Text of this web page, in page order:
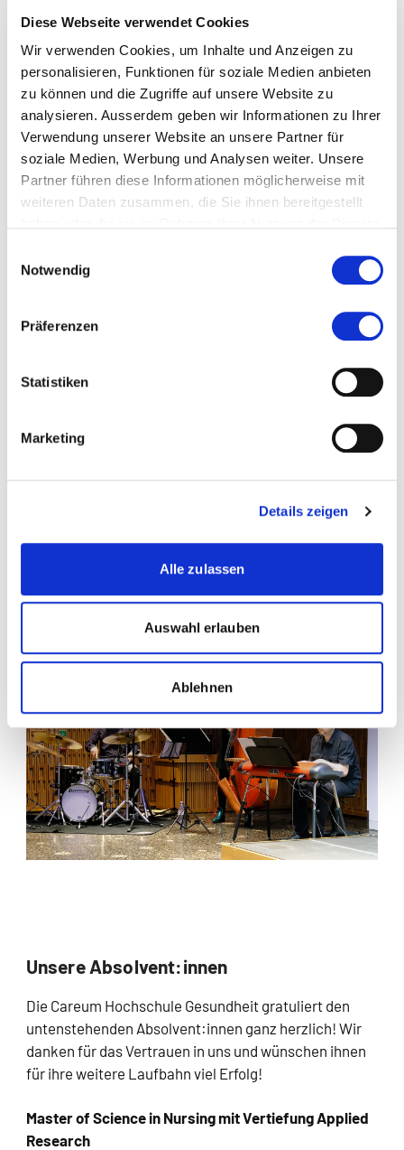
Diese Webseite verwendet Cookies
Wir verwenden Cookies, um Inhalte und Anzeigen zu
personalisieren, Funktionen für soziale Medien anbieten
zu können und die Zugriffe auf unsere Website zu
analysieren. Ausserdem geben wir Informationen zu Ihrer
Verwendung unserer Website an unsere Partner für
soziale Medien, Werbung und Analysen weiter. Unsere
Partner führen diese Informationen möglicherweise mit
weiteren Daten zusammen, die Sie ihnen bereitgestellt
Notwendig
Präferenzen
Statistiken
Marketing
Details zeigen
Alle zulassen
Auswahl erlauben
Ablehnen
Sprechstunde für Patientinnen und Patienten
nach Intensivstationsaufenthalt;
Forschungsprojekt: Die Anwendung des
Schaukelstuhls bei Patient:innen der Intensiv-
oder Überwachungsstation.
Apéro riche und das gemeinsame Anstossen von den
stimmungsvollen jazzigen Klängen des Trio Forest
Haze: Sabrina Merz (Kontrabass), Stefan Pavelka
Unsere Absolvent:innen
Die Careum Hochschule Gesundheit gratuliert den
untenstehenden Absolvent:innen ganz herzlich! Wir
danken für das Vertrauen in uns und wünschen ihnen
für ihre weitere Laufbahn viel Erfolg!
Master of Science in Nursing mit Vertiefung Applied
Research